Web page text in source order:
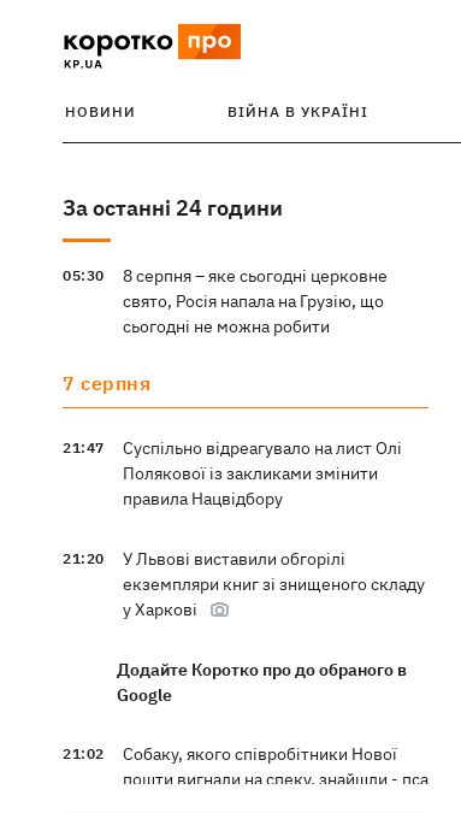
НОВИНИ ВІЙНА В УКРАЇНІ
За останні 24 години
05:30
8 серпня – яке сьогодні церковне
свято, Росія напала на Грузію, що
сьогодні не можна робити
7 серпня
21:47
Суспільно відреагувало на лист Олі
Полякової із закликами змінити
правила Нацвідбору
21:20
У Львові виставили обгорілі
екземпляри книг зі знищеного складу
у Харкові
Додайте Коротко про до обраного в
Google
21:02
Собаку, якого співробітники Нової
пошти вигнали на спеку, знайшли - пса